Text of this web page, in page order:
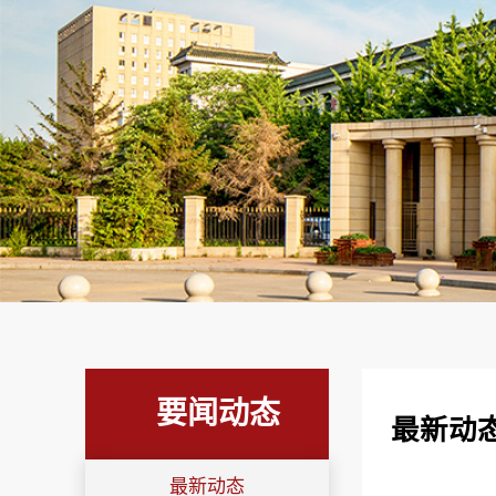
要闻动态
最新动态
最新动